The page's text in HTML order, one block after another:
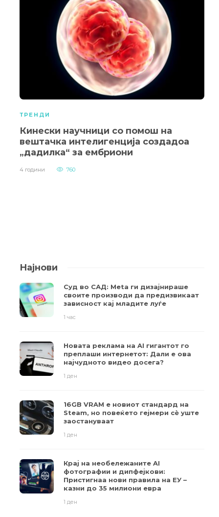
ТРЕНДИ
Кинески научници со помош на
вештачка интелигенција создадоа
„дадилка“ за ембриони
4 години 760
Најнови
Суд во САД: Meta ги дизајнираше
своите производи да предизвикаат
зависност кај младите луѓе
1 час
Новата реклама на AI гигантот го
преплаши интернетот: Дали е ова
најчудното видео досега?
1 ден
16GB VRAM е новиот стандард на
Steam, но повеќето гејмери ​​сè уште
заостануваат
1 ден
Крај на необележаните AI
фотографии и дипфејкови:
Пристигнаа нови правила на ЕУ –
казни до 35 милиони евра
1 ден